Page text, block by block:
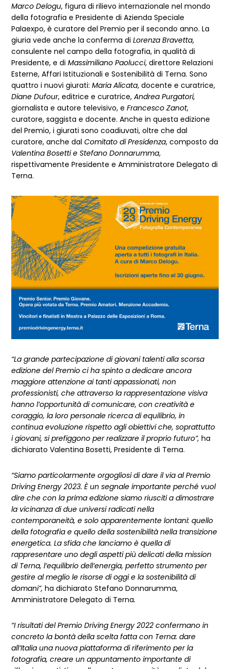
Marco Delogu, figura di rilievo internazionale nel mondo
della fotografia e Presidente di Azienda Speciale
Palaexpo, è curatore del Premio per il secondo anno. La
giuria vede anche la conferma diLorenza Bravetta,
consulente nel campo della fotografia, in qualità di
Presidente, e diMassimiliano Paolucci, direttore Relazioni
Esterne, Affari Istituzionali e Sostenibilità di Terna. Sono
quattro i nuovi giurati:Maria Alicata, docente e curatrice,
Diane Dufour, editrice e curatrice,Andrea Purgatori,
giornalista e autore televisivo, e Francesco Zanot,
curatore, saggista e docente. Anche in questa edizione
del Premio, i giurati sono coadiuvati, oltre che dal
curatore, anche dalComitato di Presidenza, composto da
Valentina Bosetti e Stefano Donnarumma,
rispettivamente Presidente e Amministratore Delegato di
Terna.
“La grande partecipazione di giovani talenti alla scorsa
edizione del Premio ci ha spinto a dedicare ancora
maggiore attenzione ai tanti appassionati, non
professionisti, che attraverso la rappresentazione visiva
hanno l’opportunità di comunicare, con creatività e
coraggio, la loro personale ricerca di equilibrio, in
continua evoluzione rispetto agli obiettivi che, soprattutto
i giovani, si prefiggono per realizzare il proprio futuro”,ha
dichiarato Valentina Bosetti, Presidente di Terna.
“Siamo particolarmente orgogliosi di dare il via al Premio
Driving Energy 2023. È un segnale importante perché vuol
dire che con la prima edizione siamo riusciti a dimostrare
la vicinanza di due universi radicati nella
contemporaneità, e solo apparentemente lontani: quello
della fotografia e quello della sostenibilità nella transizione
energetica. La sfida che lanciamo è quella di
rappresentare uno degli aspetti più delicati della mission
di Terna, l’equilibrio dell’energia, perfetto strumento per
gestire al meglio le risorse di oggi e la sostenibilità di
domani”,ha dichiarato Stefano Donnarumma,
Amministratore Delegato di Terna.
“I risultati del Premio Driving Energy 2022 confermano in
concreto la bontà della scelta fatta con Terna: dare
all’Italia una nuova piattaforma di riferimento per la
fotografia, creare un appuntamento importante di